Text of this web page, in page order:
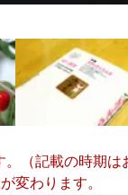
（記載の時期は
変わります。